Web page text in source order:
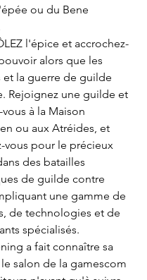
ou du Bene
l'épice et accrochez-
alors que les
et la guerre de guilde
Rejoignez une guilde et
vous à la Maison
ou aux Atréides, et
vous pour le précieux
des batailles
de guilde contre
une gamme de
de technologies et de
spécialisés.
a fait connaître sa
salon de la gamescom